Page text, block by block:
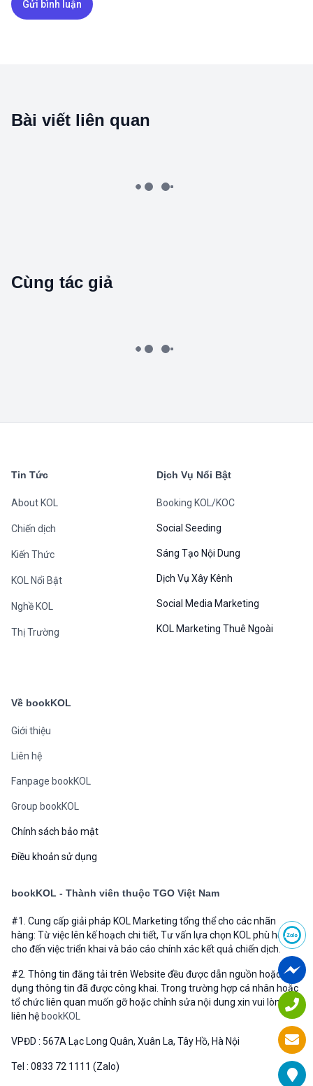
Bài viết liên quan
Cùng tác giả
Tin Tức
About KOL
Chiến dịch
Kiến Thức
KOL Nổi Bật
Nghề KOL
Thị Trường
Dịch Vụ Nổi Bật
Booking KOL/KOC
Social Seeding
Sáng Tạo Nội Dung
Dịch Vụ Xây Kênh
Social Media Marketing
KOL Marketing Thuê Ngoài
Về bookKOL
Giới thiệu
Liên hệ
Fanpage bookKOL
Group bookKOL
Chính sách bảo mật
Điều khoản sử dụng
bookKOL - Thành viên thuộc TGO Việt Nam
#1. Cung cấp giải pháp KOL Marketing tổng thể cho các nhãn
hàng: Từ việc lên kế hoạch chi tiết, Tư vấn lựa chọn KOL phù hợp
cho đến việc triển khai và báo cáo chính xác kết quả chiến dịch.
#2. Thông tin đăng tải trên Website đều được dẫn nguồn hoặc sử
dụng thông tin đã được công khai. Trong trường hợp cá nhân hoặc
tổ chức liên quan muốn gỡ hoặc chỉnh sửa nội dung xin vui lòng
liên hệ bookKOL
VPĐD : 567A Lạc Long Quân, Xuân La, Tây Hồ, Hà Nội
Tel : 0833 72 1111 (Zalo)